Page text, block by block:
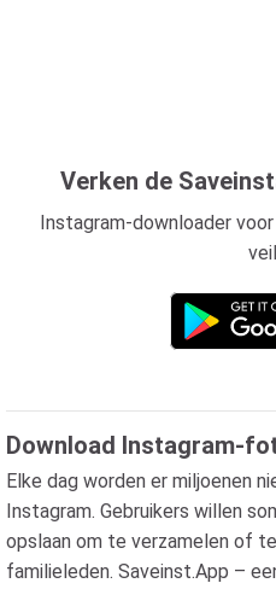
Verken de
Instagram-downloader
Download Instagram-
Elke dag worden er miljoenen
Instagram. Gebruikers willen
opslaan om te verzamelen of
familieleden. Saveinst.App –